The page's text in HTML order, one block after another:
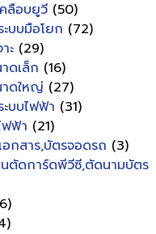
ลือบยูวี (50)
ะบบมือโยก (72)
ะ (29)
าดเล็ก (16)
าดใหญ่ (27)
ะบบไฟฟ้า (31)
ฟฟ้า (21)
อกสาร,บัตรจอดรถ (3)
ตัดการ์ดพีวีซี,ตัดนามบัตร